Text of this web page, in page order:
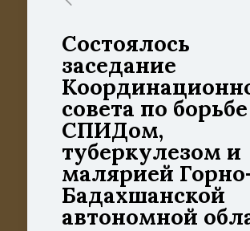
Состоялось
заседание
совета по
СПИДом,
туберкулезом и
малярией
Бадахшанской
автономной